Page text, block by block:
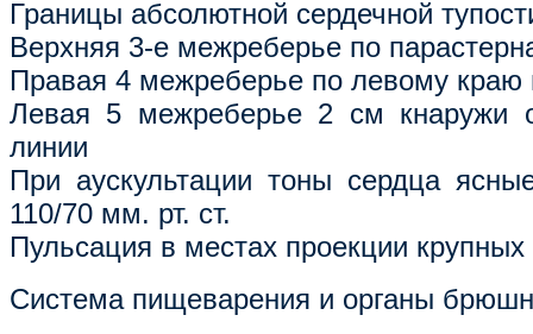
Границы абсолютной сердечной
Верхняя 3-е межреберье по
Правая 4 межреберье по левому краю
Левая 5 межреберье 2 см кнаружи
линии
При аускультации тоны сердца
110/70 мм. рт. ст.
Пульсация в местах проекции
Система пищеварения и органы